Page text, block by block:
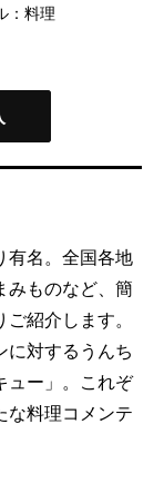
：料理
有名。全国各地
みものなど、簡
紹介します。
に対するうんち
ュー」。これぞ
料理コメンテ